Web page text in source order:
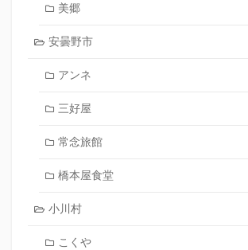
美郷
安曇野市
アンネ
三好屋
常念旅館
橋本屋食堂
小川村
こくや